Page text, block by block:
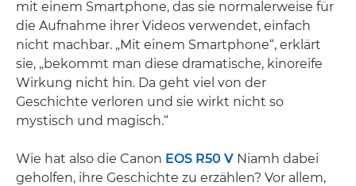
mit einem Smartphone, das sie normalerweise für
die Aufnahme ihrer Videos verwendet, einfach
nicht machbar. „Mit einem Smartphone“, erklärt
sie, „bekommt man diese dramatische, kinoreife
Wirkung nicht hin. Da geht viel von der
Geschichte verloren und sie wirkt nicht so
mystisch und magisch.“
Wie hat also die Canon EOS R50 V Niamh dabei
geholfen, ihre Geschichte zu erzählen? Vor allem,